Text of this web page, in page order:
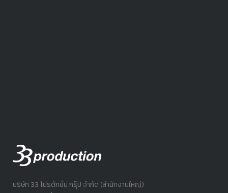
บริษัท 33 โปรดักชั่น กรุ๊ป จำกัด (สำนักงานใหญ่)